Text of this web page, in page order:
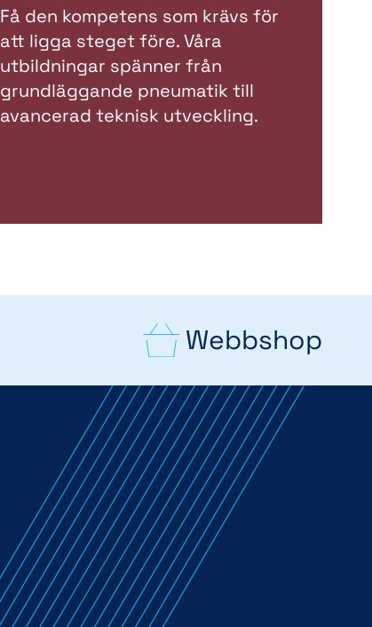
Få den kompetens som krävs för
att ligga steget före. Våra
utbildningar spänner från
grundläggande pneumatik till
avancerad teknisk utveckling.
Webbshop